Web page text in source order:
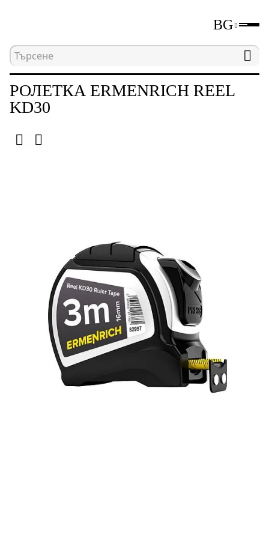
BG
Начална страница Измервателни
РОЛЕТКА ERMENRICH REEL
KD30